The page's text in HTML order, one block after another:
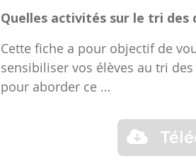
Quelles activités sur le tri des
Cette fiche a pour objectif de
sensibiliser vos élèves au tri
pour aborder ce …